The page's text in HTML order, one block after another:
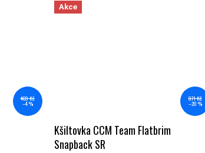
469 Kč
–4 %
Akce
871 Kč
–20 %
Kšiltovka CCM Team Flatbrim
Snapback SR